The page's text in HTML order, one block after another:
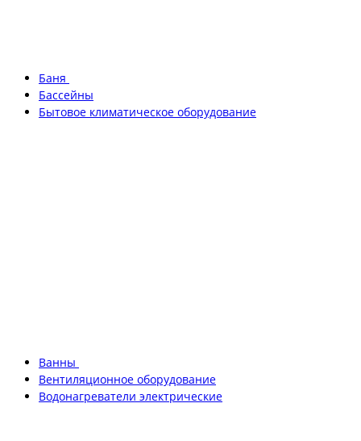
Баня
Бассейны
Бытовое климатическое оборудование
Ванны
Вентиляционное оборудование
Водонагреватели электрические